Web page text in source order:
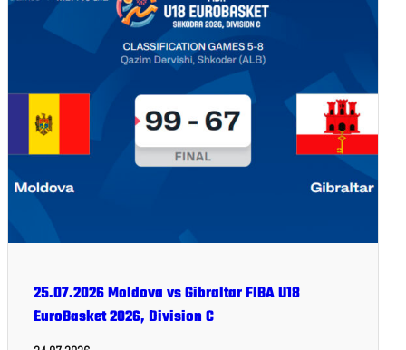
25.07.2026 Moldova vs Gibraltar FIBA U18
EuroBasket 2026, Division C